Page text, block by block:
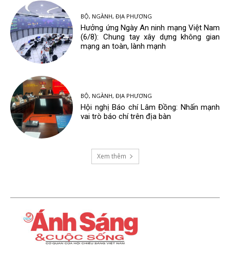
BỘ, NGÀNH, ĐỊA PHƯƠNG
Hưởng ứng Ngày An ninh mạng Việt Nam
(6/8): Chung tay xây dựng không gian
mạng an toàn, lành mạnh
BỘ, NGÀNH, ĐỊA PHƯƠNG
Hội nghị Báo chí Lâm Đồng: Nhấn mạnh
vai trò báo chí trên địa bàn
Xem thêm